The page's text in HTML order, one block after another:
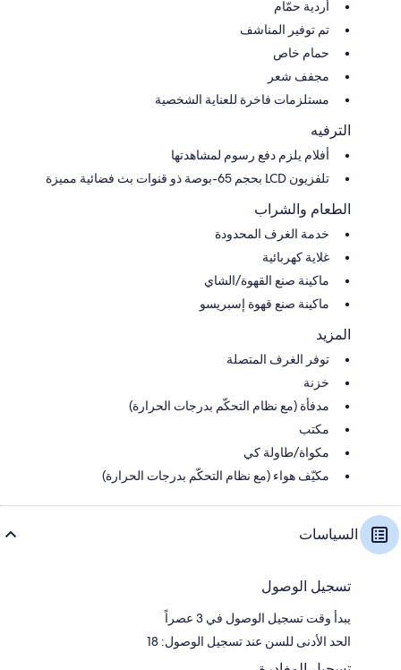
أردية حمّام
تم توفير المناشف
حمام خاص
مجفف شعر
مستلزمات فاخرة للعناية الشخصية
الترفيه
أفلام يلزم دفع رسوم لمشاهدتها
تلفزيون LCD بحجم 65-بوصة ذو قنوات بث فضائية مميزة
الطعام والشراب
خدمة الغرف المحدودة
غلاية كهربائية
ماكينة صنع القهوة/الشاي
ماكينة صنع قهوة إسبريسو
المزيد
توفر الغرف المتصلة
خزنة
مدفأة (مع نظام التحكّم بدرجات الحرارة)
مكتب
مكواة/طاولة كي
مكيّف هواء (مع نظام التحكّم بدرجات الحرارة)
السياسات
تسجيل الوصول
يبدأ وقت تسجيل الوصول في 3 عصراً
الحد الأدنى للسن عند تسجيل الوصول: 18